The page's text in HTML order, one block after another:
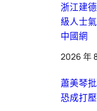
浙江建
級人士
中國網
2026 年
蕭美琴
恐成打